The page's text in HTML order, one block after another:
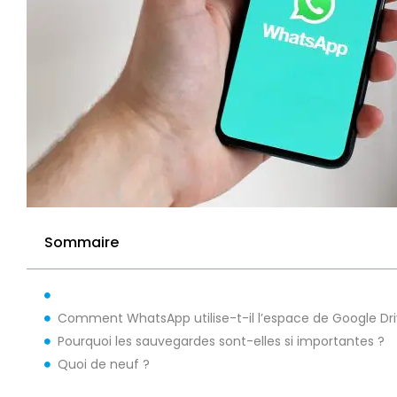
Sommaire
Comment WhatsApp utilise-t-il l’espace de Google
Pourquoi les sauvegardes sont-elles si importantes ?
Quoi de neuf ?